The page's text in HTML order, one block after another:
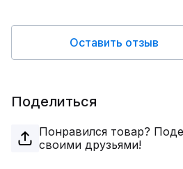
Оставить отзыв
Поделиться
Понравился товар?
своими друзьями!